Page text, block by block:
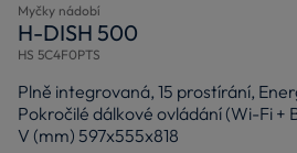
Myčky nádobí
H-DISH 500
HS 5C4F0PTS
Plně integrovaná, 15 prostírání,
Pokročilé dálkové ovládání (Wi-Fi +
V (mm) 597x555x818